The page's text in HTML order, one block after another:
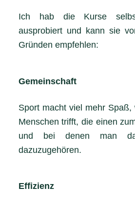
Ich hab die Kurse
ausprobiert und kann sie
Gründen empfehlen:
Gemeinschaft
Sport macht viel mehr Spaß,
Menschen trifft, die einen
und bei denen man
dazuzugehören.
Effizienz